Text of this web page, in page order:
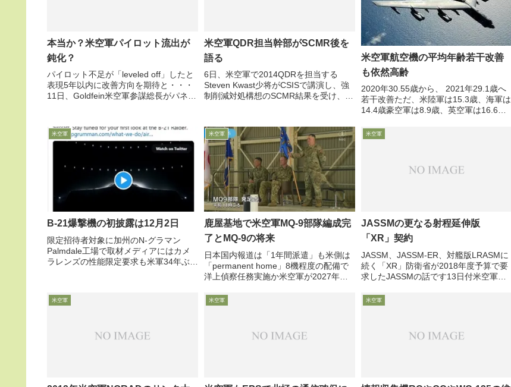
本当か？米空軍パイロット流出が
鈍化？
パイロット不足が「leveled off」したと
表現5年以内に改善方向を期待と・・・
11日、Goldfein米空軍参謀総長がパネル
年頃の1500名不足から悪化し...
米空軍QDR担当幹部がSCMR後を
語る
6日、米空軍で2014QDRを担当する
Steven Kwast少将がCSISで講演し、強
制削減対処構想のSCMR結果を受け、
らない任務であることもタップリ強調し
ています。
米空軍航空機の平均年齢若干改善
も依然高齢
2020年30.55歳から、 2021年29.1歳へ
若干改善ただ、米陸軍は15.3歳、海軍は
14.4歳豪空軍は8.9歳、英空軍は16.6歳
会web記事が、米空軍航空機の「機種別
平均年齢データ」を紹介し、...
米空軍
B-21爆撃機の初披露は12月2日
限定招待者対象に加州のN-グラマン
Palmdale工場で取材メディアにはカメ
ラレンズの性能限定要求も米軍34年ぶり
担当するNorthrop Grumman社がツイ...
米空軍
鹿屋基地で米空軍MQ-9部隊編成完
了とMQ-9の将来
日本国内報道は「1年間派遣」も米側は
「permanent home」8機程度の配備で
洋上偵察任務実施か米空軍が2027年ま
児島県の海上自衛隊鹿屋基地で、米空軍
の無人偵察攻撃機MQ-9を運用する第
米空軍
JASSMの更なる射程延伸版
「XR」契約
JASSM、JASSM-ER、対艦版LRASMに
続く「XR」防衛省が2018年度予算で要
求したJASSMの話です13日付米空軍協
ードに検討を依頼していた長射程空対地
ミサイルJASSMの更なる射程延伸バー...
米空軍 米空軍 米空軍